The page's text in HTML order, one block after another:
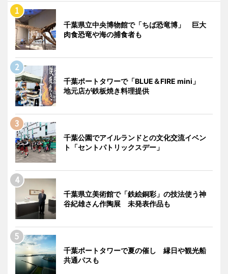
千葉県立中央博物館で「ちば恐竜博」 巨大
肉食恐竜や海の捕食者も
千葉ポートタワーで「BLUE＆FIRE mini」
地元店が鉄板焼き料理提供
千葉公園でアイルランドとの文化交流イベン
ト「セントパトリックスデー」
千葉県立美術館で「鉄絵銅彩」の技法使う神
谷紀雄さん作陶展 未発表作品も
千葉ポートタワーで夏の催し 縁日や観光船
共通パスも